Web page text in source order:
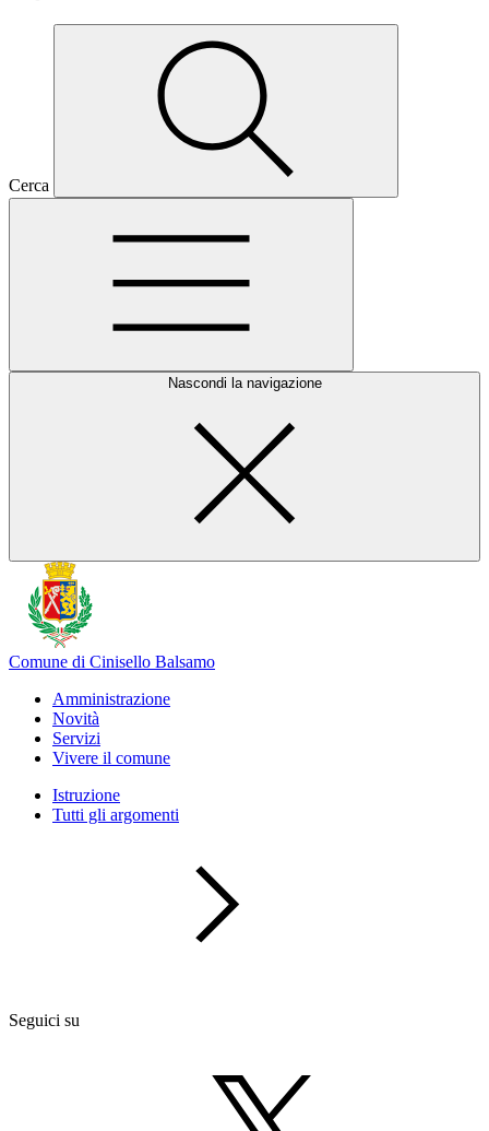
Cerca
Nascondi la navigazione
Comune di Cinisello Balsamo
Amministrazione
Novità
Servizi
Vivere il comune
Istruzione
Tutti gli argomenti
Seguici su